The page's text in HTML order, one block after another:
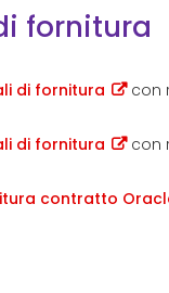
fornitura
di fornitura con
di fornitura
con
contratto